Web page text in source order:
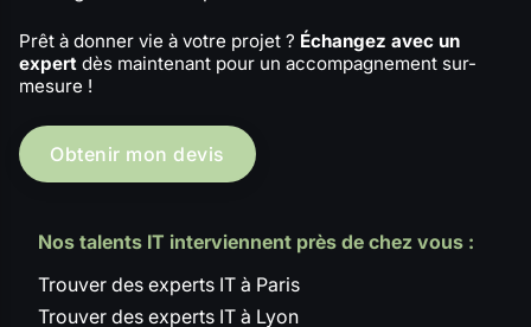
Prêt à donner vie à votre projet ? Échangez avec un
expert dès maintenant pour un accompagnement sur-
mesure !
Obtenir mon devis
Nos talents IT interviennent près de chez vous :
Trouver des experts IT à Paris
Trouver des experts IT à Lyon